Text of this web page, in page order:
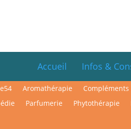
Accueil Infos &
Aromathérapie
Parfumerie Phytothérapie